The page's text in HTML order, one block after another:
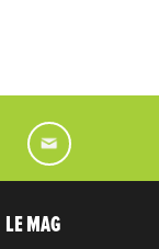
LE MAG